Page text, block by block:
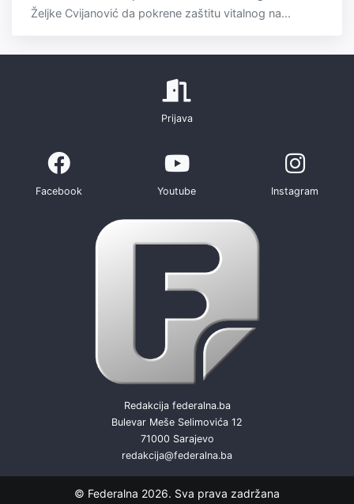
Željke Cvijanović da pokrene zaštitu vitalnog na...
Prijava
Facebook Youtube Instagram
Redakcija federalna.ba
Bulevar Meše Selimovića 12
71000 Sarajevo
redakcija@federalna.ba
© Federalna 2026. Sva prava zadržana